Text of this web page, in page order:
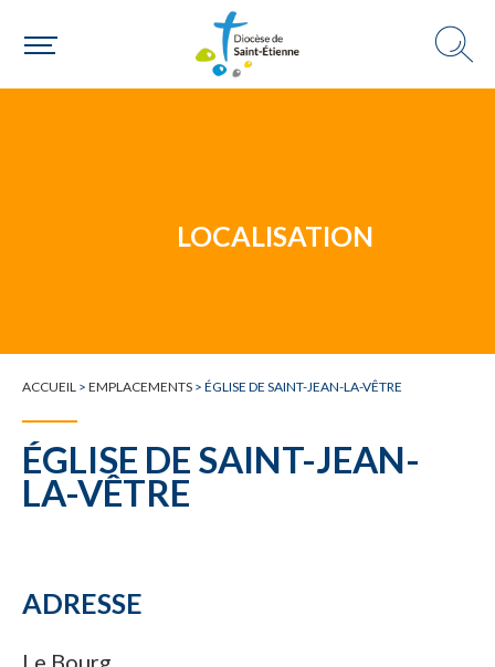
LOCALISATION
ACCUEIL > EMPLACEMENTS > ÉGLISE DE SAINT-JEAN-LA-VÊTRE
ÉGLISE DE SAINT-JEAN-
LA-VÊTRE
ADRESSE
Le Bourg